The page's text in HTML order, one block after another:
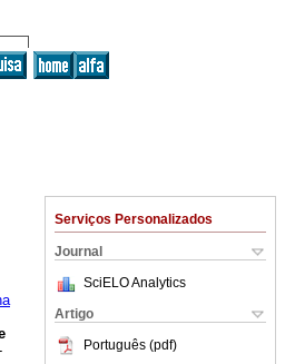
Serviços Personalizados
Journal
SciELO Analytics
Artigo
Português (pdf)